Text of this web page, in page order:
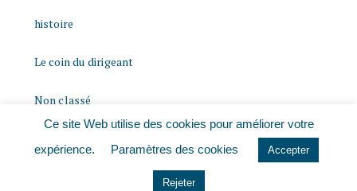
histoire
Le coin du dirigeant
Non classé
Ce site Web utilise des cookies pour améliorer votre
expérience.
Paramètres des cookies Accepter
Rejeter